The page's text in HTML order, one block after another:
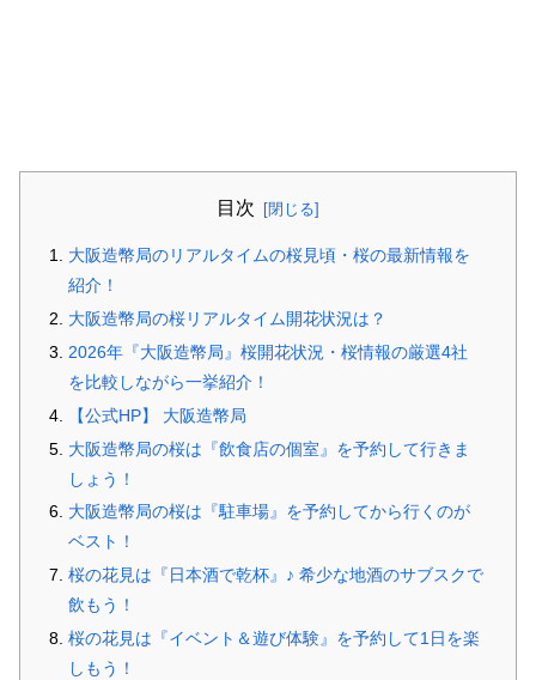
目次
大阪造幣局のリアルタイムの桜見頃・桜の最新情報を
紹介！
大阪造幣局の桜リアルタイム開花状況は？
2026年『大阪造幣局』桜開花状況・桜情報の厳選4社
を比較しながら一挙紹介！
【公式HP】 大阪造幣局
大阪造幣局の桜は『飲食店の個室』を予約して行きま
しょう！
大阪造幣局の桜は『駐車場』を予約してから行くのが
ベスト！
桜の花見は『日本酒で乾杯』♪ 希少な地酒のサブスクで
飲もう！
桜の花見は『イベント＆遊び体験』を予約して1日を楽
しもう！